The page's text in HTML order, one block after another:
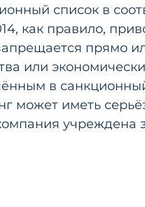
список в
как правило,
прямо
или
в
может иметь
учреждена